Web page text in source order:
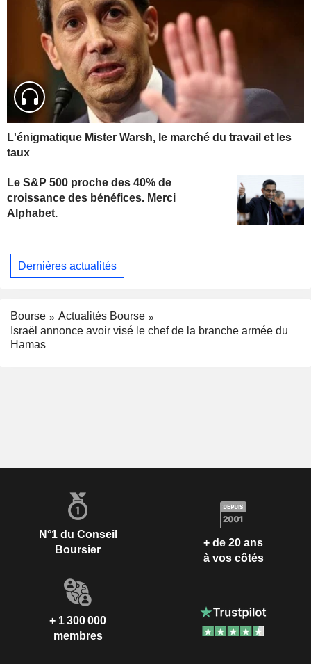
L'énigmatique Mister Warsh, le marché du travail et les
taux
Le S&P 500 proche des 40% de
croissance des bénéfices. Merci
Alphabet.
Dernières actualités
Bourse
Actualités Bourse
Israël annonce avoir visé le chef de la branche armée du
Hamas
N°1 du Conseil
Boursier
+ de 20 ans
à vos côtés
+ 1 300 000
membres